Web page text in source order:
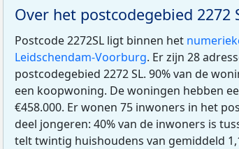
Over het postcodegebied 2272
Postcode 2272SL ligt binnen het
Leidschendam-Voorburg. Er zijn 28
postcodegebied 2272 SL. 90% van de
een koopwoning. De woningen hebben
€458.000. Er wonen 75 inwoners in het
deel jongeren: 40% van de inwoners is
telt twintig huishoudens van gemiddeld